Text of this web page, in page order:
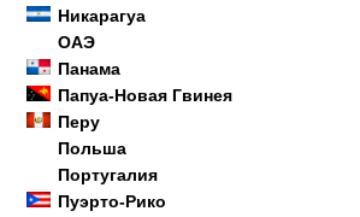
Никарагуа
ОАЭ
Панама
Папуа-Новая Гвинея
Перу
Польша
Португалия
Пуэрто-Рико